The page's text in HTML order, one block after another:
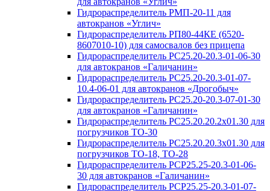
Гидрораспределитель РМП-20-11 для
автокранов «Углич»
Гидрораспределитель РП80-44КЕ (6520-
8607010-10) для самосвалов без прицепа
Гидрораспределитель РС25.20-20.3-01-06-30
для автокранов «Галичанин»
Гидрораспределитель РС25.20-20.3-01-07-
10.4-06-01 для автокранов «Дрогобыч»
Гидрораспределитель РС25.20-20.3-07-01-30
для автокранов «Галичанин»
Гидрораспределитель РС25.20.20.2х01.30 для
погрузчиков ТО-30
Гидрораспределитель РС25.20.20.3х01.30 для
погрузчиков ТО-18, ТО-28
Гидрораспределитель РСР25.25-20.3-01-06-
30 для автокранов «Галичанин»
Гидрораспределитель РСР25.25-20.3-01-07-